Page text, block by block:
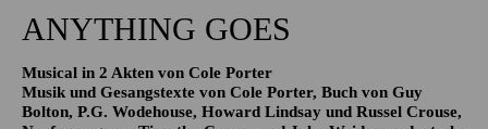
Musik und Gesangstexte von Cole Porter, Buch von Guy
Neufassung von Timothy Crouse und John Weidman, deutsche
Fassung von Niklas Wagner und Roman Hinze
18:45 Einführung